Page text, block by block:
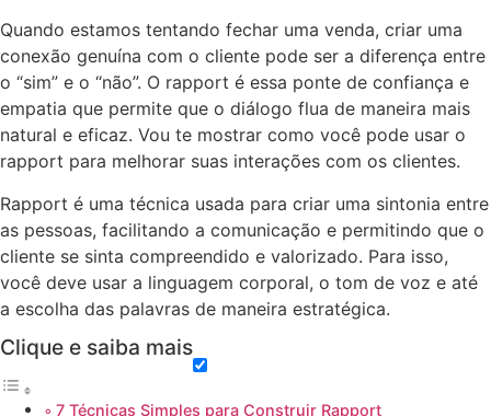
Quando estamos tentando fechar uma venda, criar uma
conexão genuína com o cliente pode ser a diferença entre
o “sim” e o “não”. O rapport é essa ponte de confiança e
empatia que permite que o diálogo flua de maneira mais
natural e eficaz. Vou te mostrar como você pode usar o
rapport para melhorar suas interações com os clientes.
Rapport é uma técnica usada para criar uma sintonia entre
as pessoas, facilitando a comunicação e permitindo que o
cliente se sinta compreendido e valorizado. Para isso,
você deve usar a linguagem corporal, o tom de voz e até
a escolha das palavras de maneira estratégica.
Clique e saiba mais
7 Técnicas Simples para Construir Rapport